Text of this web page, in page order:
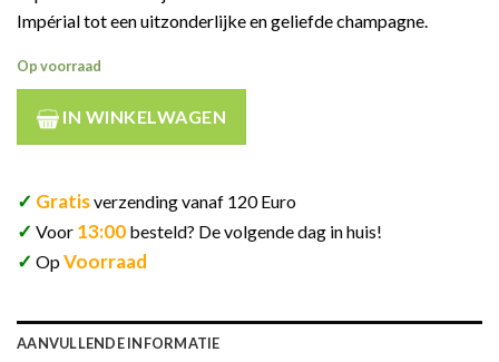
Impérial tot een uitzonderlijke en geliefde champagne.
Op voorraad
IN WINKELWAGEN
✓ Gratisverzending vanaf 120 Euro
✓ Voor 13:00 besteld? De volgende dag in huis!
✓ OpVoorraad
AANVULLENDE INFORMATIE